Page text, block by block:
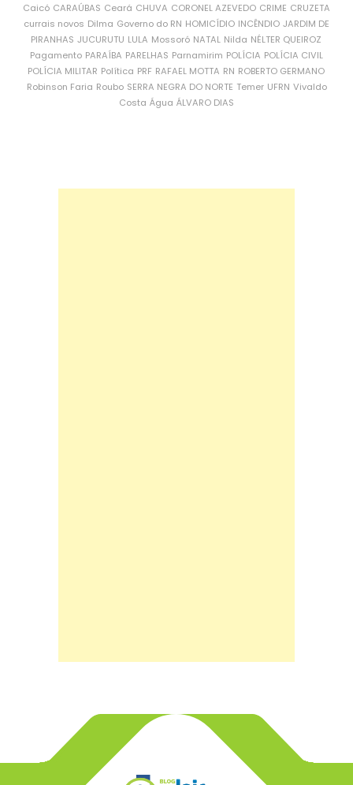
Caicó CARAÚBAS Ceará CHUVA CORONEL AZEVEDO CRIME CRUZETA
currais novos Dilma Governo do RN HOMICÍDIO INCÊNDIO JARDIM DE
PIRANHAS JUCURUTU LULA Mossoró NATAL Nilda NÉLTER QUEIROZ
Pagamento PARAÍBA PARELHAS Parnamirim POLÍCIA POLÍCIA CIVIL
POLÍCIA MILITAR Política PRF RAFAEL MOTTA RN ROBERTO GERMANO
Robinson Faria Roubo SERRA NEGRA DO NORTE Temer UFRN Vivaldo
Costa Água ÁLVARO DIAS